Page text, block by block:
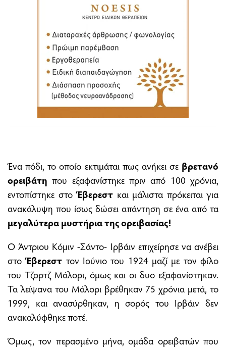
Ένα πόδι, το οποίο εκτιμάται πως ανήκει σε βρετανό
ορειβάτη που εξαφανίστηκε πριν από 100 χρόνια,
εντοπίστηκε στοΈβερεστ και μάλιστα πρόκειται για
ανακάλυψη που ίσως δώσει απάντηση σε ένα από τα
μεγαλύτερα μυστήρια της ορειβασίας!
Ο Άντριου Κόμιν -Σάντο- Ιρβάιν επιχείρησε να ανέβει
στοΈβερεστ τον Ιούνιο του 1924 μαζί με τον φίλο
του Τζορτζ Μάλορι, όμως και οι δυο εξαφανίστηκαν.
Τα λείψανα του Μάλορι βρέθηκαν 75 χρόνια μετά, το
1999, και ανασύρθηκαν, η σορός του Ιρβάιν δεν
ανακαλύφθηκε ποτέ.
Όμως, τον περασμένο μήνα, ομάδα ορειβατών που